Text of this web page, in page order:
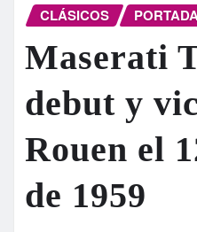
CLÁSICOS
Maserati
debut y
Rouen el
de 1959